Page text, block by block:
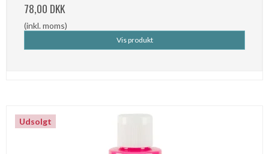
78,00 DKK
(inkl. moms)
Vis produkt
Udsolgt